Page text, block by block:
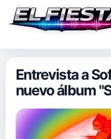
Entrevista a
nuevo álbum